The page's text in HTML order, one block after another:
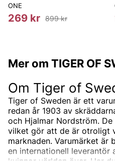
ONE
269 kr 899 kr
Mer om TIGER OF
Om Tiger of
Tiger of Sweden är ett
redan år 1903 av
och Hjalmar Nordström.
vilket gör att de är otroligt
marknaden. Varumärket är
en internationell leverantör